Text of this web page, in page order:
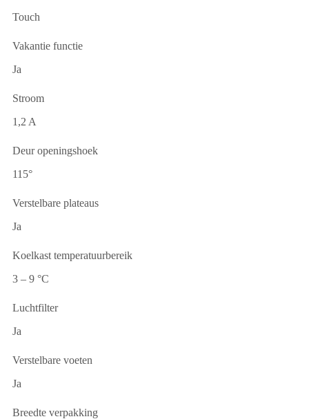
Touch
Vakantie functie
Ja
Stroom
1,2 A
Deur openingshoek
115°
Verstelbare plateaus
Ja
Koelkast temperatuurbereik
3 – 9 °C
Luchtfilter
Ja
Verstelbare voeten
Ja
Breedte verpakking